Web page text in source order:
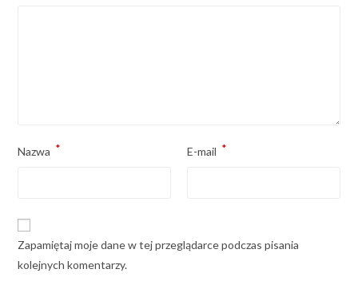
Nazwa * E-mail *
Zapamiętaj moje dane w tej przeglądarce podczas pisania
kolejnych komentarzy.